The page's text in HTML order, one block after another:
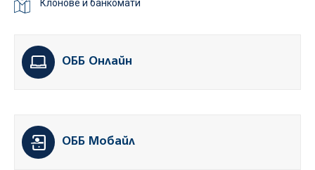
Клонове и банкомати
ОББ Онлайн
ОББ Мобайл